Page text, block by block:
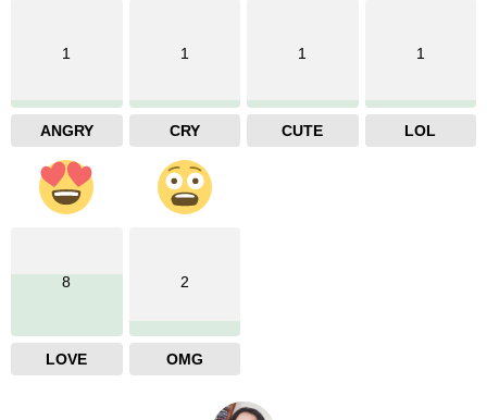
1
ANGRY
1
CRY
1
CUTE
1
LOL
8
LOVE
2
OMG